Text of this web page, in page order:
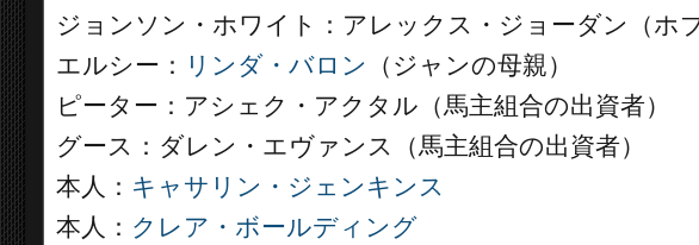
ジョンソン・ホワイト：アレックス・ジョーダン（ホ
エルシー： リンダ・バロン
（ジャンの母親）
ピーター：アシェク・アクタル（馬主組合の出資者）
グース：ダレン・エヴァンス（馬主組合の出資者）
本人： キャサリン・ジェンキンス
本人： クレア・ボールディング